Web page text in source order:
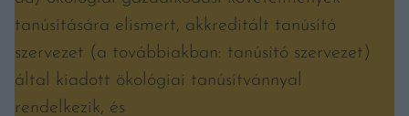
tanúsítására elismert, akkreditált tanúsító
szervezet (a továbbiakban: tanúsító szervezet)
által kiadott ökológiai tanúsítvánnyal
rendelkezik, és